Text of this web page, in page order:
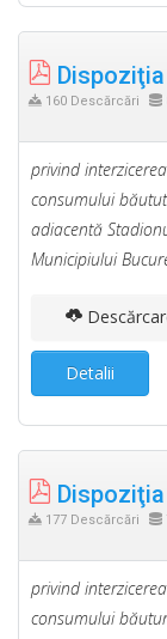
160 Descărcări
privind
consumului
adiacentă
Municipiului
Detalii
177 Descărcări
privind
consumului